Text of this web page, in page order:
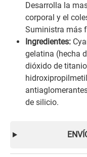
Desarrolla la
corporal y el
Suministra más
Ingredientes:
gelatina (hecha
dióxido de
de silicio.